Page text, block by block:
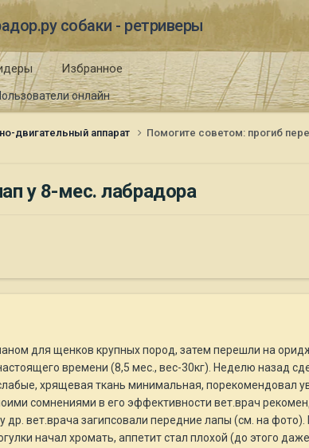
собаки - ретриверы
онлайн
Избранное
двигательный аппарат Помогите советом: прогиб
у 8-мес. лабрадора
для щенков крупных пород, затем перешли на
времени (8,5 мес., вес-30кг). Неделю назад
хрящевая ткань минимальная, порекомендовал
сомнениями в его эффективности вет.врач
др. вет.врача загипсовали передние лапы (см. на
начал хромать, аппетит стал плохой (до этого